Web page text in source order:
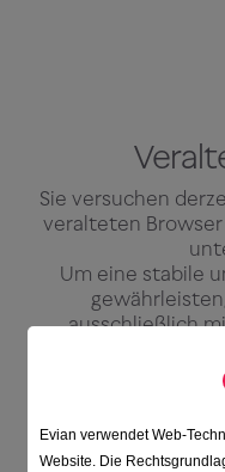
Sie versuchen
veralteten
Um eine stabile
ausschließlich
entwickelt. Es
Website nicht
Probleme
Funktionsverlust,
Evian verwendet Web-
Website. Die